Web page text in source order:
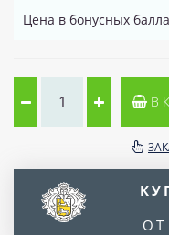
Цена в бонусных
В